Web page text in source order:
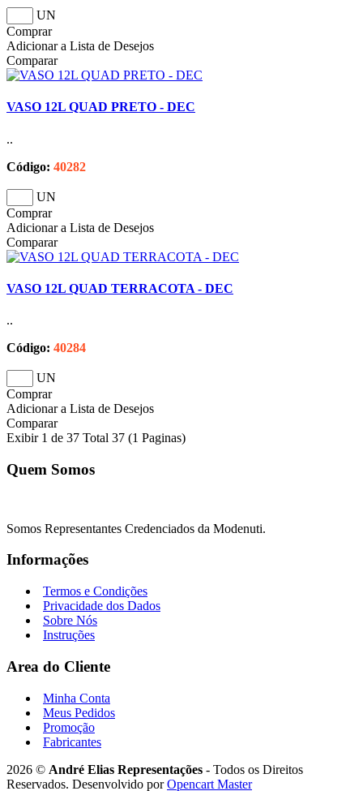
UN
Comprar
Adicionar a Lista de Desejos
Comparar
VASO 12L QUAD PRETO - DEC
..
Código: 40282
UN
Comprar
Adicionar a Lista de Desejos
Comparar
VASO 12L QUAD TERRACOTA - DEC
..
Código: 40284
UN
Comprar
Adicionar a Lista de Desejos
Comparar
Exibir 1 de 37 Total 37 (1 Paginas)
Quem Somos
Somos Representantes Credenciados da Modenuti.
Informações
Termos e Condições
Privacidade dos Dados
Sobre Nós
Instruções
Area do Cliente
Minha Conta
Meus Pedidos
Promoção
Fabricantes
2026 © André Elias Representações - Todos os Direitos
Reservados. Desenvolvido porOpencart Master